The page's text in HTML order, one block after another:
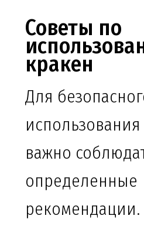
Советы по
кракен
Для
использования
важно
определенные
рекомендации.